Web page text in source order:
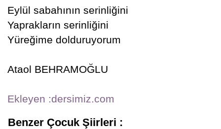
Eylül sabahının serinliğini
Yaprakların serinliğini
Yüreğime dolduruyorum
Ataol BEHRAMOĞLU
Ekleyen :dersimiz.com
Benzer Çocuk Şiirleri :